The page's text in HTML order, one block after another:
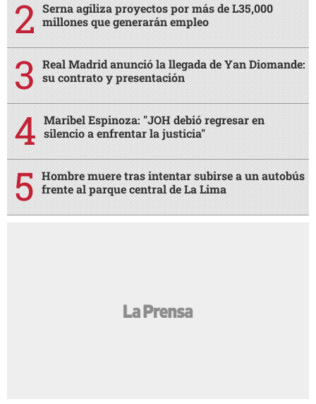
Serna agiliza proyectos por más de L35,000
millones que generarán empleo
Real Madrid anunció la llegada de Yan Diomande:
su contrato y presentación
Maribel Espinoza: "JOH debió regresar en
silencio a enfrentar la justicia"
Hombre muere tras intentar subirse a un autobús
frente al parque central de La Lima